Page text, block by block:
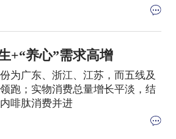
+“养心”需求高增
为广东、浙江、江苏，而五线及
跑；实物消费总量增长平淡，结
啡肽消费并进